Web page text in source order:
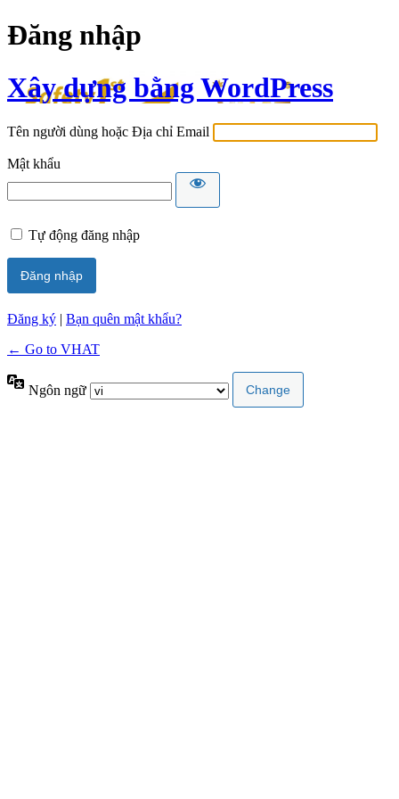
Đăng nhập
Xây dựng bằng WordPress
Tên người dùng hoặc Địa chỉ Email
Mật khẩu
Tự động đăng nhập
Đăng ký | Bạn quên mật khẩu?
← Go to VHAT
Ngôn ngữ